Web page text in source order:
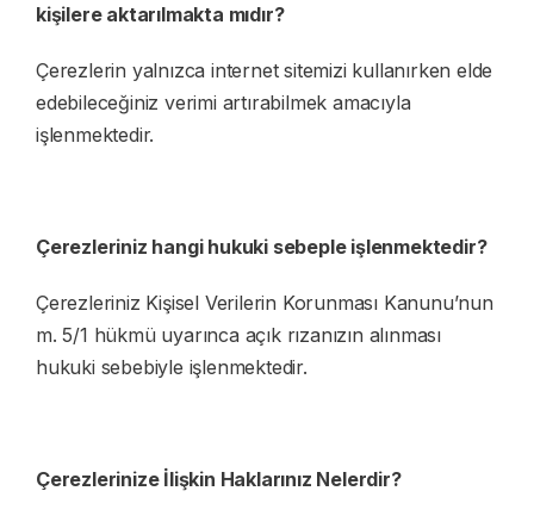
kişilere aktarılmakta mıdır?
Çerezlerin yalnızca internet sitemizi kullanırken elde
edebileceğiniz verimi artırabilmek amacıyla
işlenmektedir.
Çerezleriniz hangi hukuki sebeple işlenmektedir?
Çerezleriniz Kişisel Verilerin Korunması Kanunu’nun
m. 5/1 hükmü uyarınca açık rızanızın alınması
hukuki sebebiyle işlenmektedir.
Çerezlerinize İlişkin Haklarınız Nelerdir?